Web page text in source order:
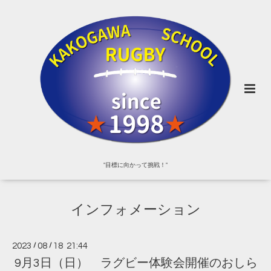
"目標に向かって挑戦！"
インフォメーション
2023 /08 / 18 21:44
9月3日（日） ラグビー体験会開催のおしら